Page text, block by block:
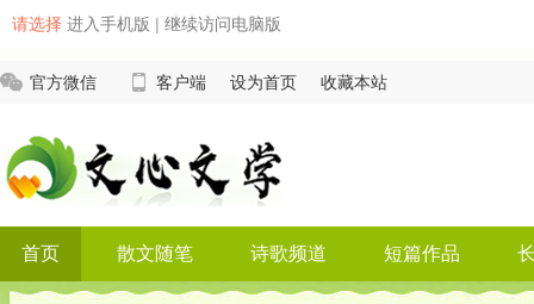
请选择 进入手机版 | 继续访问电脑版
官方微信 客户端 设为首页 收藏本站
首页 散文随笔 诗歌频道 短篇作品